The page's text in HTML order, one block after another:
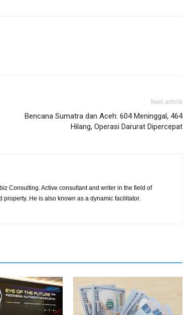
Next article
Bencana Sumatra dan Aceh: 604 Meninggal, 464
Hilang, Operasi Darurat Dipercepat
Consulting. Active consultant and writer in the field of
property. He is also known as a dynamic facilitator.